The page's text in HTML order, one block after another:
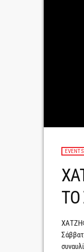
EVENTS
ΤΟ